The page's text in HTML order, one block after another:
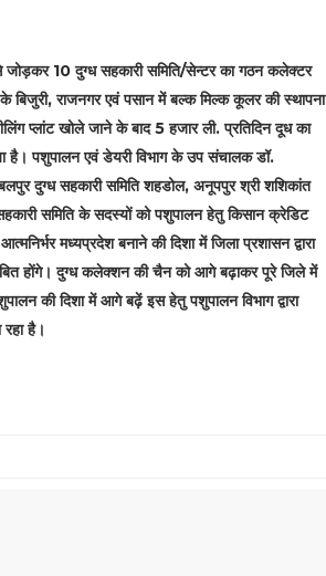
जोड़कर 10 दुग्ध सहकारी समिति/सेन्टर का गठन कलेक्टर
बिजुरी, राजनगर एवं पसान में बल्क मिल्क कूलर की स्थापना
प्लांट खोले जाने के बाद 5 हजार ली. प्रतिदिन दूध का
है। पशुपालन एवं डेयरी विभाग के उप संचालक डॉ.
दुग्ध सहकारी समिति शहडोल, अनूपपुर श्री शशिकांत
समिति के सदस्यों को पशुपालन हेतु किसान क्रेडिट
मध्यप्रदेश बनाने की दिशा में जिला प्रशासन द्वारा
होंगे। दुग्ध कलेक्‍शन की चैन को आगे बढ़ाकर पूरे जिले में
की दिशा में आगे बढ़ें इस हेतु पशुपालन विभाग द्वारा
है।